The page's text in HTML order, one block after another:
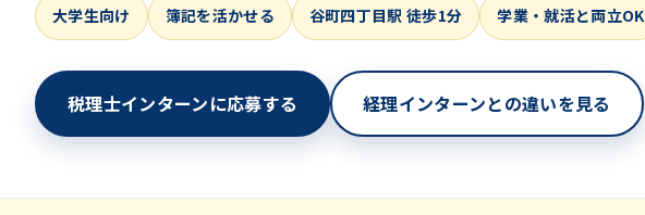
大学生向け 簿記を活かせる 谷町四丁目駅 徒歩1分 学業・就活と両立OK
税理士インターンに応募する 経理インターンとの違いを見る